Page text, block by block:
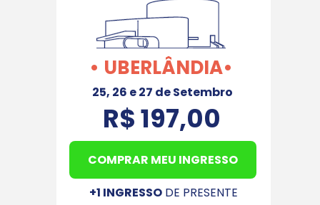
• UBERLÂNDIA•
25, 26 e 27 de Setembro
R$ 197,00
COMPRAR MEU INGRESSO
+1 INGRESSO DE PRESENTE